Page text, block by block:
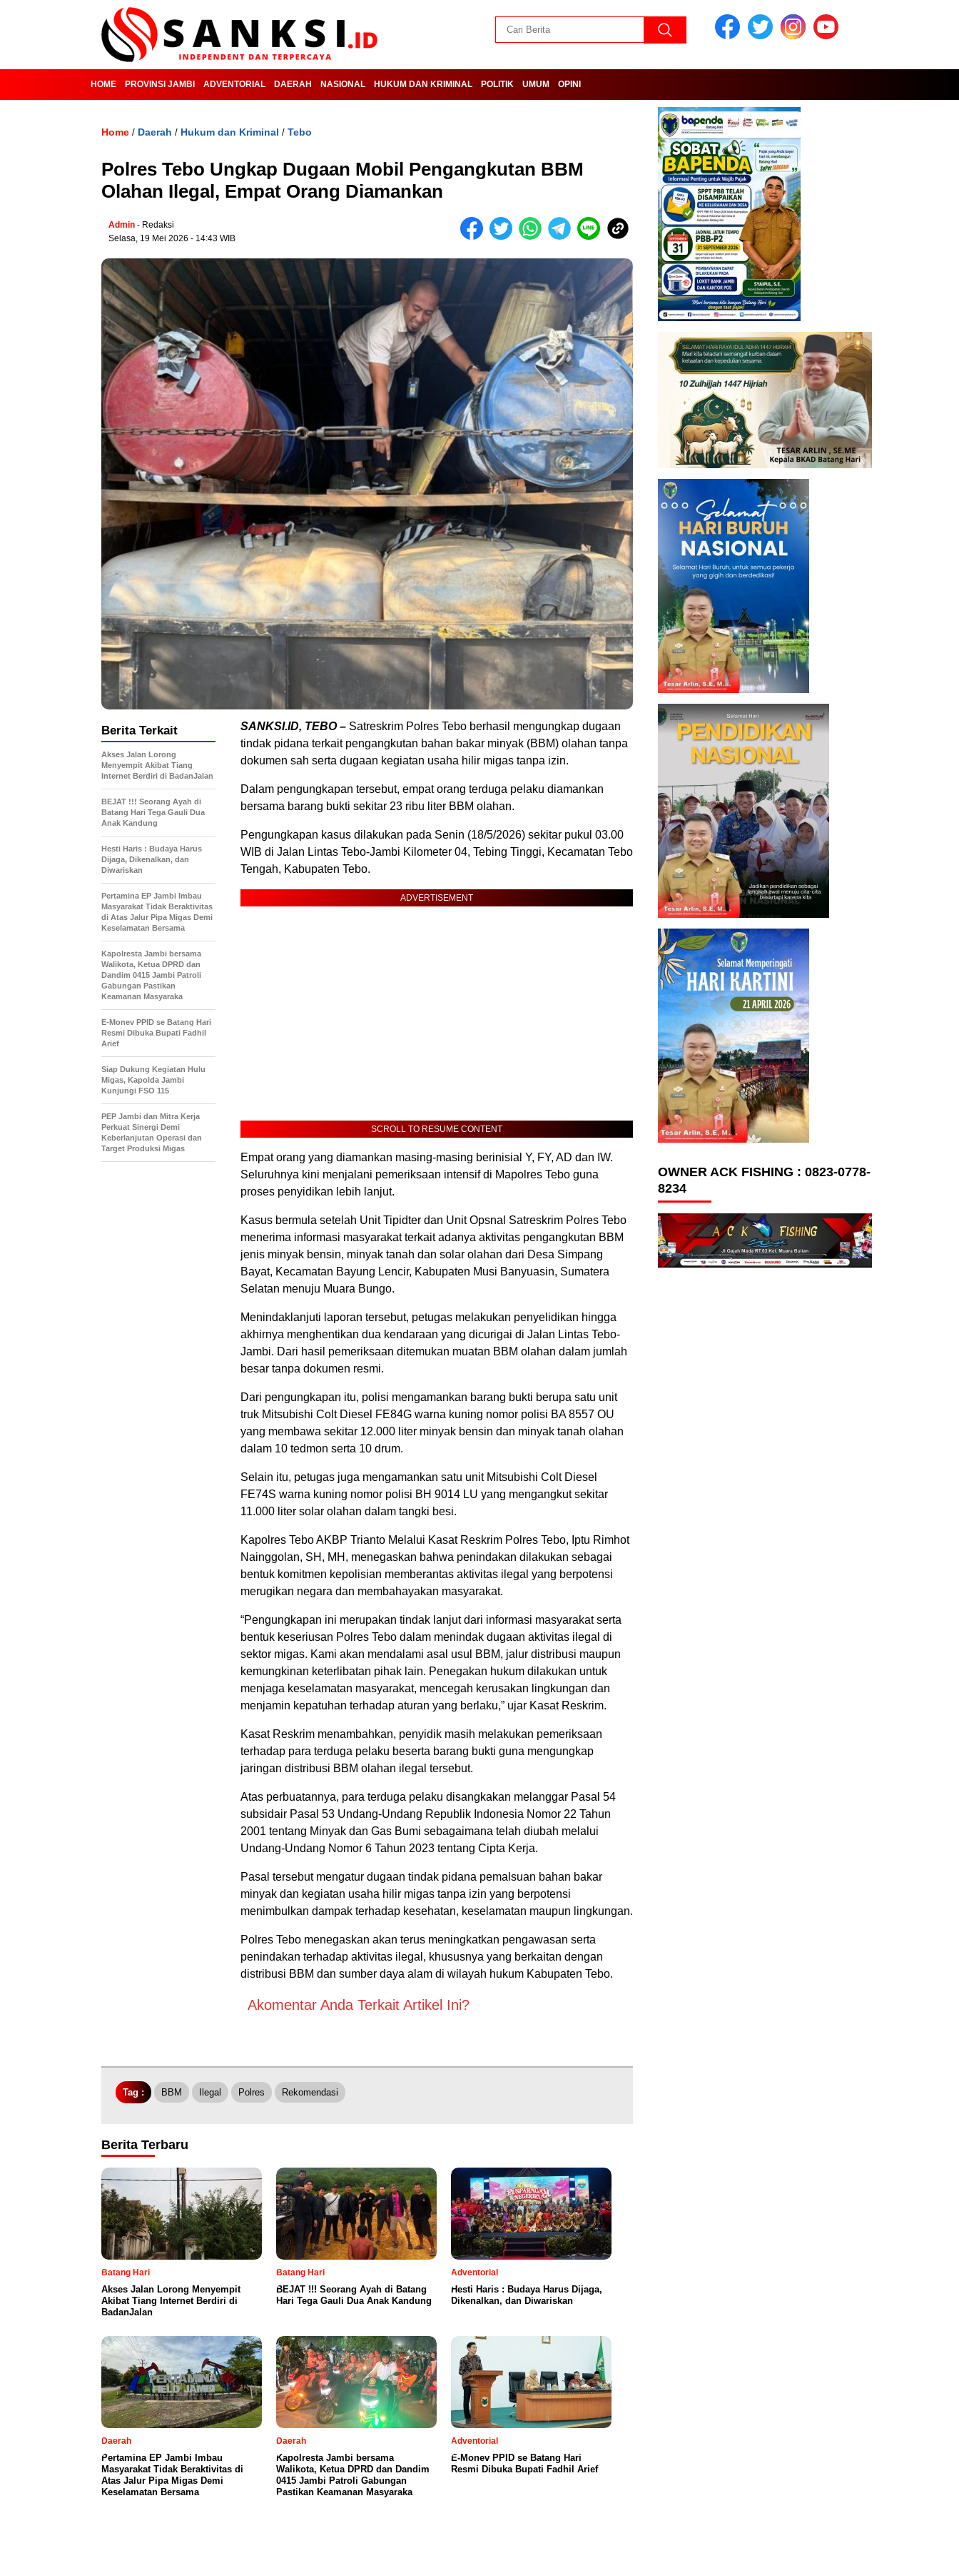
HOME PROVINSI JAMBI ADVENTORIAL DAERAH NASIONAL HUKUM DAN KRIMINAL POLITIK UMUM OPINI
Home / Daerah / Hukum dan Kriminal / Tebo
Polres Tebo Ungkap Dugaan Mobil Pengangkutan BBM
Olahan Ilegal, Empat Orang Diamankan
Admin - Redaksi
Selasa, 19 Mei 2026 - 14:43 WIB
SANKSI.ID, TEBO – Satreskrim Polres Tebo berhasil mengungkap dugaan
tindak pidana terkait pengangkutan bahan bakar minyak (BBM) olahan tanpa
dokumen sah serta dugaan kegiatan usaha hilir migas tanpa izin.
Dalam pengungkapan tersebut, empat orang terduga pelaku diamankan
bersama barang bukti sekitar 23 ribu liter BBM olahan.
Pengungkapan kasus dilakukan pada Senin (18/5/2026) sekitar pukul 03.00
WIB di Jalan Lintas Tebo-Jambi Kilometer 04, Tebing Tinggi, Kecamatan Tebo
Tengah, Kabupaten Tebo.
ADVERTISEMENT
SCROLL TO RESUME CONTENT
Empat orang yang diamankan masing-masing berinisial Y, FY, AD dan IW.
Seluruhnya kini menjalani pemeriksaan intensif di Mapolres Tebo guna
proses penyidikan lebih lanjut.
Kasus bermula setelah Unit Tipidter dan Unit Opsnal Satreskrim Polres Tebo
menerima informasi masyarakat terkait adanya aktivitas pengangkutan BBM
jenis minyak bensin, minyak tanah dan solar olahan dari Desa Simpang
Bayat, Kecamatan Bayung Lencir, Kabupaten Musi Banyuasin, Sumatera
Selatan menuju Muara Bungo.
Menindaklanjuti laporan tersebut, petugas melakukan penyelidikan hingga
akhirnya menghentikan dua kendaraan yang dicurigai di Jalan Lintas Tebo-
Jambi. Dari hasil pemeriksaan ditemukan muatan BBM olahan dalam jumlah
besar tanpa dokumen resmi.
Dari pengungkapan itu, polisi mengamankan barang bukti berupa satu unit
truk Mitsubishi Colt Diesel FE84G warna kuning nomor polisi BA 8557 OU
yang membawa sekitar 12.000 liter minyak bensin dan minyak tanah olahan
dalam 10 tedmon serta 10 drum.
Selain itu, petugas juga mengamankan satu unit Mitsubishi Colt Diesel
FE74S warna kuning nomor polisi BH 9014 LU yang mengangkut sekitar
11.000 liter solar olahan dalam tangki besi.
Kapolres Tebo AKBP Trianto Melalui Kasat Reskrim Polres Tebo, Iptu Rimhot
Nainggolan, SH, MH, menegaskan bahwa penindakan dilakukan sebagai
bentuk komitmen kepolisian memberantas aktivitas ilegal yang berpotensi
merugikan negara dan membahayakan masyarakat.
“Pengungkapan ini merupakan tindak lanjut dari informasi masyarakat serta
bentuk keseriusan Polres Tebo dalam menindak dugaan aktivitas ilegal di
sektor migas. Kami akan mendalami asal usul BBM, jalur distribusi maupun
kemungkinan keterlibatan pihak lain. Penegakan hukum dilakukan untuk
menjaga keselamatan masyarakat, mencegah kerusakan lingkungan dan
menjamin kepatuhan terhadap aturan yang berlaku,” ujar Kasat Reskrim.
Kasat Reskrim menambahkan, penyidik masih melakukan pemeriksaan
terhadap para terduga pelaku beserta barang bukti guna mengungkap
jaringan distribusi BBM olahan ilegal tersebut.
Atas perbuatannya, para terduga pelaku disangkakan melanggar Pasal 54
subsidair Pasal 53 Undang-Undang Republik Indonesia Nomor 22 Tahun
2001 tentang Minyak dan Gas Bumi sebagaimana telah diubah melalui
Undang-Undang Nomor 6 Tahun 2023 tentang Cipta Kerja.
Pasal tersebut mengatur dugaan tindak pidana pemalsuan bahan bakar
minyak dan kegiatan usaha hilir migas tanpa izin yang berpotensi
menimbulkan dampak terhadap kesehatan, keselamatan maupun lingkungan.
Polres Tebo menegaskan akan terus meningkatkan pengawasan serta
penindakan terhadap aktivitas ilegal, khususnya yang berkaitan dengan
distribusi BBM dan sumber daya alam di wilayah hukum Kabupaten Tebo.
Akomentar Anda Terkait Artikel Ini?
Berita Terkait
Akses Jalan Lorong
Menyempit Akibat Tiang
Internet Berdiri di BadanJalan
BEJAT !!! Seorang Ayah di
Batang Hari Tega Gauli Dua
Anak Kandung
Hesti Haris : Budaya Harus
Dijaga, Dikenalkan, dan
Diwariskan
Pertamina EP Jambi Imbau
Masyarakat Tidak Beraktivitas
di Atas Jalur Pipa Migas Demi
Keselamatan Bersama
Kapolresta Jambi bersama
Walikota, Ketua DPRD dan
Dandim 0415 Jambi Patroli
Gabungan Pastikan
Keamanan Masyaraka
E-Monev PPID se Batang Hari
Resmi Dibuka Bupati Fadhil
Arief
Siap Dukung Kegiatan Hulu
Migas, Kapolda Jambi
Kunjungi FSO 115
PEP Jambi dan Mitra Kerja
Perkuat Sinergi Demi
Keberlanjutan Operasi dan
Target Produksi Migas
Tag : BBM Ilegal Polres Rekomendasi
Berita Terbaru
Batang Hari
Akses Jalan Lorong Menyempit
Akibat Tiang Internet Berdiri di
BadanJalan
Batang Hari
BEJAT !!! Seorang Ayah di Batang
Hari Tega Gauli Dua Anak Kandung
Adventorial
Hesti Haris : Budaya Harus Dijaga,
Dikenalkan, dan Diwariskan
Daerah
Pertamina EP Jambi Imbau
Masyarakat Tidak Beraktivitas di
Atas Jalur Pipa Migas Demi
Keselamatan Bersama
Daerah
Kapolresta Jambi bersama
Walikota, Ketua DPRD dan Dandim
0415 Jambi Patroli Gabungan
Pastikan Keamanan Masyaraka
Adventorial
E-Monev PPID se Batang Hari
Resmi Dibuka Bupati Fadhil Arief
OWNER ACK FISHING : 0823-0778-
8234